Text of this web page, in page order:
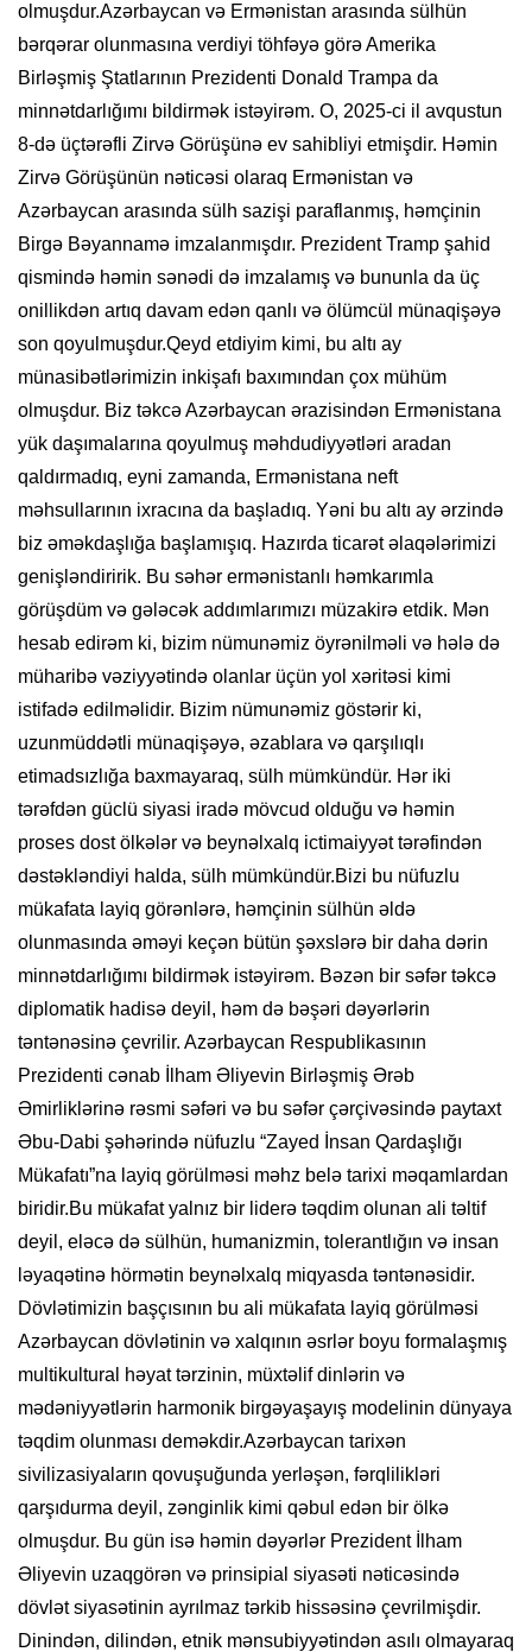
olmuşdur.Azərbaycan və Ermənistan arasında sülhün
bərqərar olunmasına verdiyi töhfəyə görə Amerika
Birləşmiş Ştatlarının Prezidenti Donald Trampa da
minnətdarlığımı bildirmək istəyirəm. O, 2025-ci il avqustun
8-də üçtərəfli Zirvə Görüşünə ev sahibliyi etmişdir. Həmin
Zirvə Görüşünün nəticəsi olaraq Ermənistan və
Azərbaycan arasında sülh sazişi paraflanmış, həmçinin
Birgə Bəyannamə imzalanmışdır. Prezident Tramp şahid
qismində həmin sənədi də imzalamış və bununla da üç
onillikdən artıq davam edən qanlı və ölümcül münaqişəyə
son qoyulmuşdur.Qeyd etdiyim kimi, bu altı ay
münasibətlərimizin inkişafı baxımından çox mühüm
olmuşdur. Biz təkcə Azərbaycan ərazisindən Ermənistana
yük daşımalarına qoyulmuş məhdudiyyətləri aradan
qaldırmadıq, eyni zamanda, Ermənistana neft
məhsullarının ixracına da başladıq. Yəni bu altı ay ərzində
biz əməkdaşlığa başlamışıq. Hazırda ticarət əlaqələrimizi
genişləndiririk. Bu səhər ermənistanlı həmkarımla
görüşdüm və gələcək addımlarımızı müzakirə etdik. Mən
hesab edirəm ki, bizim nümunəmiz öyrənilməli və hələ də
müharibə vəziyyətində olanlar üçün yol xəritəsi kimi
istifadə edilməlidir. Bizim nümunəmiz göstərir ki,
uzunmüddətli münaqişəyə, əzablara və qarşılıqlı
etimadsızlığa baxmayaraq, sülh mümkündür. Hər iki
tərəfdən güclü siyasi iradə mövcud olduğu və həmin
proses dost ölkələr və beynəlxalq ictimaiyyət tərəfindən
dəstəkləndiyi halda, sülh mümkündür.Bizi bu nüfuzlu
mükafata layiq görənlərə, həmçinin sülhün əldə
olunmasında əməyi keçən bütün şəxslərə bir daha dərin
minnətdarlığımı bildirmək istəyirəm. Bəzən bir səfər təkcə
diplomatik hadisə deyil, həm də bəşəri dəyərlərin
təntənəsinə çevrilir. Azərbaycan Respublikasının
Prezidenti cənab İlham Əliyevin Birləşmiş Ərəb
Əmirliklərinə rəsmi səfəri və bu səfər çərçivəsində paytaxt
Əbu-Dabi şəhərində nüfuzlu “Zayed İnsan Qardaşlığı
Mükafatı”na layiq görülməsi məhz belə tarixi məqamlardan
biridir.Bu mükafat yalnız bir liderə təqdim olunan ali təltif
deyil, eləcə də sülhün, humanizmin, tolerantlığın və insan
ləyaqətinə hörmətin beynəlxalq miqyasda təntənəsidir.
Dövlətimizin başçısının bu ali mükafata layiq görülməsi
Azərbaycan dövlətinin və xalqının əsrlər boyu formalaşmış
multikultural həyat tərzinin, müxtəlif dinlərin və
mədəniyyətlərin harmonik birgəyaşayış modelinin dünyaya
təqdim olunması deməkdir.Azərbaycan tarixən
sivilizasiyaların qovuşuğunda yerləşən, fərqlilikləri
qarşıdurma deyil, zənginlik kimi qəbul edən bir ölkə
olmuşdur. Bu gün isə həmin dəyərlər Prezident İlham
Əliyevin uzaqgörən və prinsipial siyasəti nəticəsində
dövlət siyasətinin ayrılmaz tərkib hissəsinə çevrilmişdir.
Dinindən, dilindən, etnik mənsubiyyətindən asılı olmayaraq